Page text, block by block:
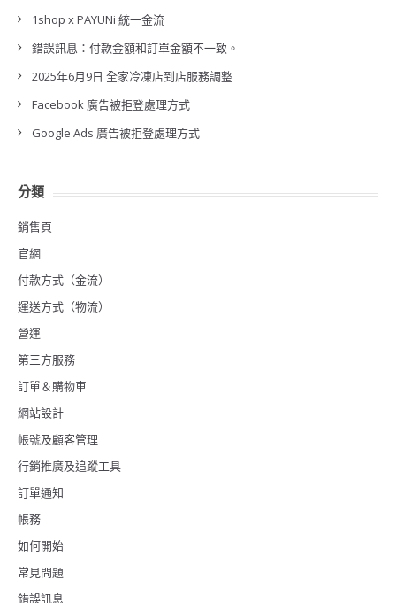
1shop x PAYUNi 統一金流
錯誤訊息：付款金額和訂單金額不一致。
2025年6月9日 全家冷凍店到店服務調整
Facebook 廣告被拒登處理方式
Google Ads 廣告被拒登處理方式
分類
銷售頁
官網
付款方式（金流）
運送方式（物流）
營運
第三方服務
訂單＆購物車
網站設計
帳號及顧客管理
行銷推廣及追蹤工具
訂單通知
帳務
如何開始
常見問題
錯誤訊息